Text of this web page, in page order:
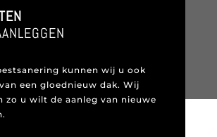
kunnen wij u ook
een gloednieuw dak. Wij
zo u wilt de aanleg van nieuwe